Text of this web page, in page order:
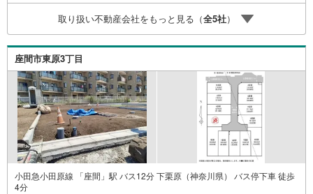
物件をご紹介させて頂きます！ /他社様掲載物件も併せてご
紹介可能ですのでお気軽にお問い合わせ下さい♪駐車場も
ございますので、お車でのお越しも大歓迎です！
取り扱い不動産会社をもっと見る（全5社）
座間市東原3丁目
小田急小田原線 「座間」駅 バス12分 下栗原（神奈川県） バス停下車 徒歩
4分